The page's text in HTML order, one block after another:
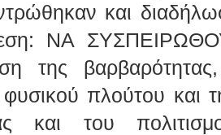
και
ΝΑ
της
πλούτου και
και του